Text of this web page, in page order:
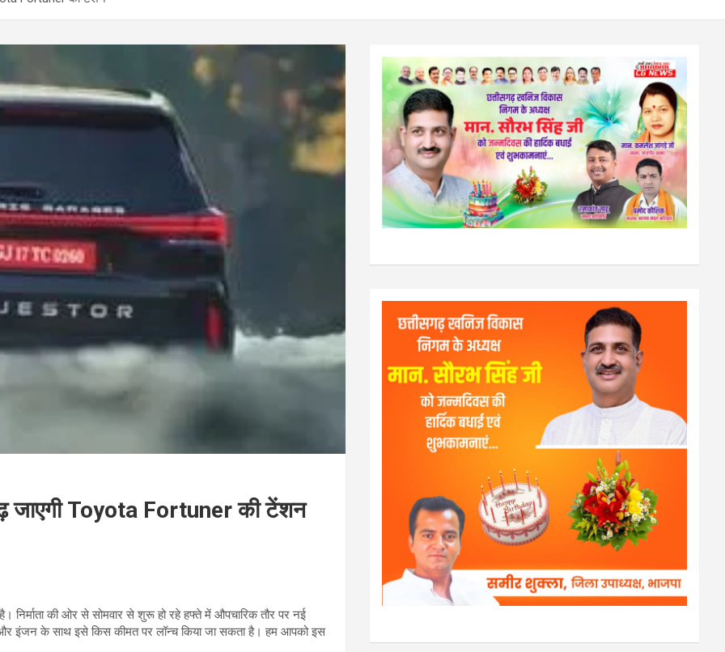
जाएगी Toyota Fortuner की टेंशन
निर्माता की ओर से सोमवार से शुरू हो रहे हफ्ते में औपचारिक तौर पर नई
इंजन के साथ इसे किस कीमत पर लॉन्‍च किया जा सकता है। हम आपको इस